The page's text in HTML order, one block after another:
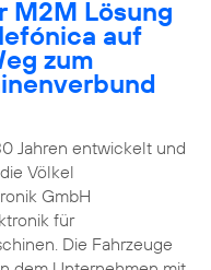
M2M Lösung
auf
zum
Jahren entwickelt und
Völkel
GmbH
für
Die Fahrzeuge